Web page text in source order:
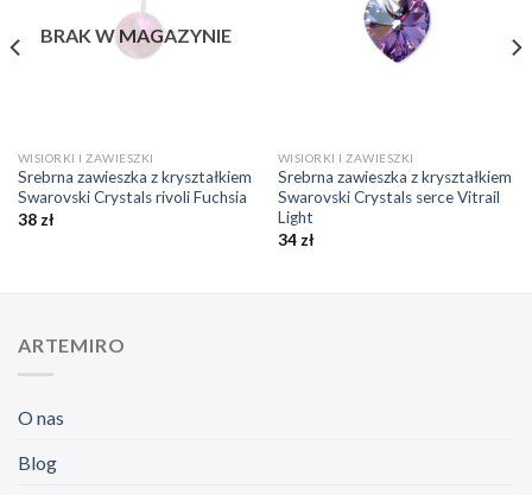
BRAK W MAGAZYNIE
WISIORKI I ZAWIESZKI
Srebrna zawieszka z kryształkiem
Swarovski Crystals rivoli Fuchsia
38 zł
WISIORKI I ZAWIESZKI
Srebrna zawieszka z kryształkiem
Swarovski Crystals serce Vitrail
Light
34 zł
ARTEMIRO
O nas
Blog